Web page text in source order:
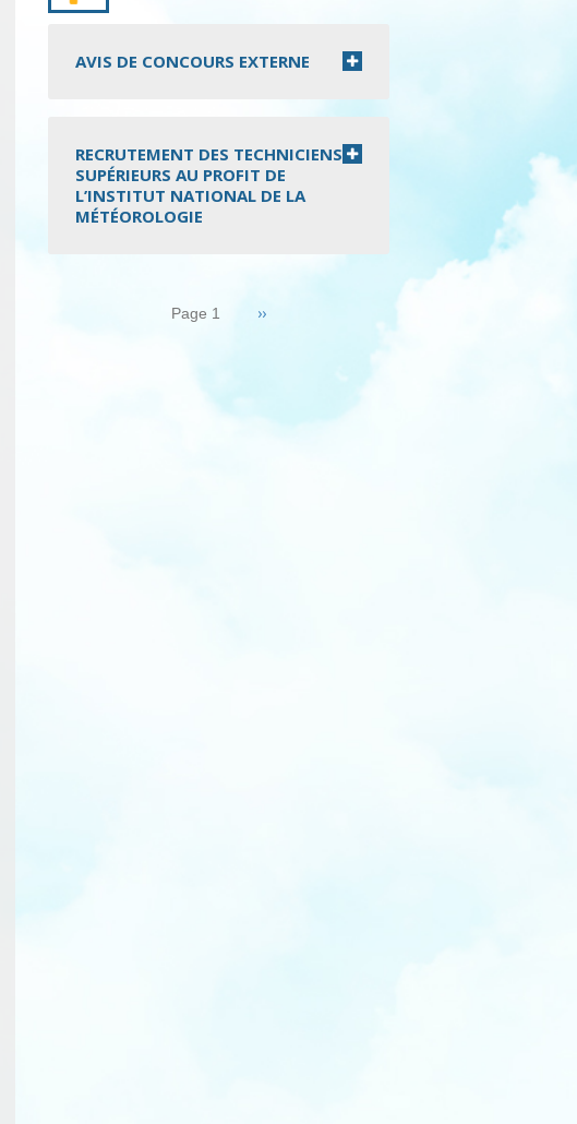
AVIS DE CONCOURS EXTERNE
RECRUTEMENT DES TECHNICIENS
SUPÉRIEURS AU PROFIT DE
L’INSTITUT NATIONAL DE LA
MÉTÉOROLOGIE
Page 1 Page
››